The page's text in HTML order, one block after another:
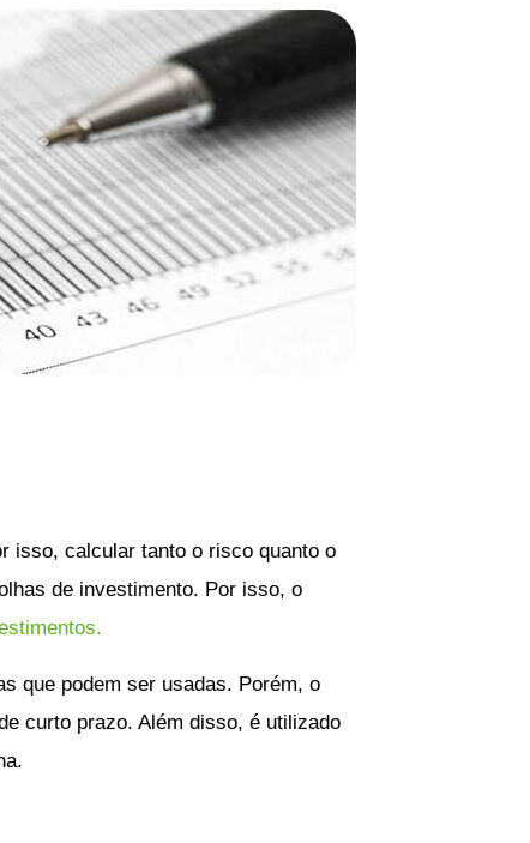
isso, calcular tanto o risco quanto o
de investimento. Por isso, o
que podem ser usadas. Porém, o
curto prazo. Além disso, é utilizado